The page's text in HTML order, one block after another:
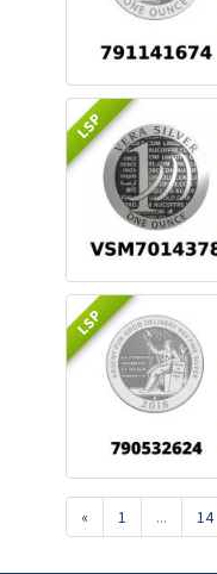
LSP
LSP
« 1 ... 14